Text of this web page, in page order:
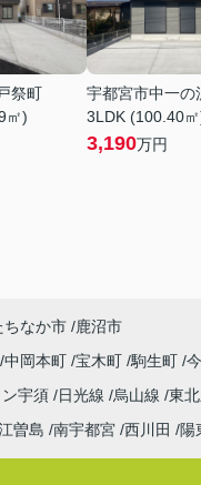
祭町
㎡)
宇都宮市中一の
3LDK (100.40
3,190万円
ちなか市
鹿沼市
中岡本町 宝木町 駒生町
宇須 日光線 烏山線 東
曽島 南宇都宮 西川田 陽